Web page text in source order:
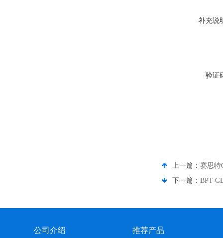
补充说
验证
上一篇： 赛思特
下一篇： BPT-
公司介绍 推荐产品